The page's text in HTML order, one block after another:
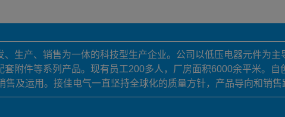
生产、销售为一体的科技型生产企业。公司以低压电器元件为
附件等系列产品。现有员工200多人，厂房面积6000余平米。
售及运用。接佳电气一直坚持全球化的质量方针，产品导向和销